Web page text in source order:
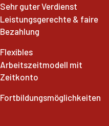
Sehr guter Verdienst
Leistungsgerechte & faire
Bezahlung
Flexibles
Arbeitszeitmodell mit
Zeitkonto
Fortbildungsmöglichkeiten